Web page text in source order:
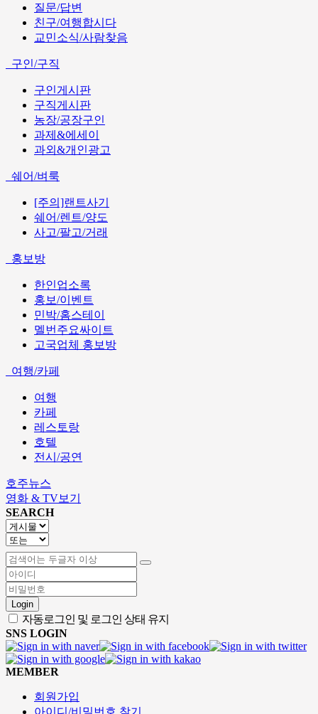
질문/답변
친구/여행합시다
교민소식/사람찾음
구인/구직
구인게시판
구직게시판
농장/공장구인
과제&에세이
과외&개인광고
쉐어/벼룩
[주의]랜트사기
쉐어/렌트/양도
사고/팔고/거래
홍보방
한인업소록
홍보/이벤트
민박/홈스테이
멜번주요싸이트
고국업체 홍보방
여행/카페
여행
카페
레스토랑
호텔
전시/공연
호주뉴스
영화 & TV보기
SEARCH
Login
자동로그인 및 로그인 상태 유지
SNS LOGIN
MEMBER
회원가입